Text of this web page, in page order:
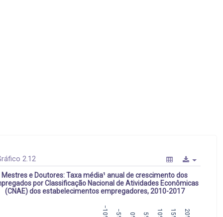
2.12
Mestres e Doutores: Taxa média¹ anual de crescimento dos
por Classificação Nacional de Atividades Econômicas
(CNAE) dos estabelecimentos empregadores, 2010-2017
−10% −5% 10% 15% 20%